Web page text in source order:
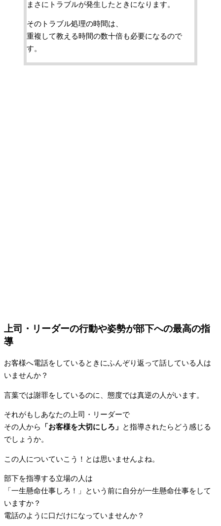
まさにトラブルが発生したときになります。
そのトラブル処理の時間は、
重複して教える時間の数十倍も必要になるので
す。
上司・リーダーの行動や姿勢が部下への最高の指
導
お客様へ電話をしているときにふんぞり返って話している人は
いませんか？
言葉では謝罪をしているのに、態度では真逆の人がいます。
それがもしあなたの上司・リーダーで
その人から
「お客様を大切にしろ」
と指導されたらどう感じる
でしょうか。
この人についていこう！とは思いませんよね。
部下を指導する立場の人は
「一生懸命仕事しろ！」という前に自分が一生懸命仕事をして
いますか？
電話のように口だけになっていませんか？